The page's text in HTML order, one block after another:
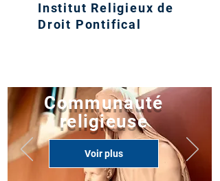
Institut Religieux de
Droit Pontifical
Communauté
religieuse
Voir plus